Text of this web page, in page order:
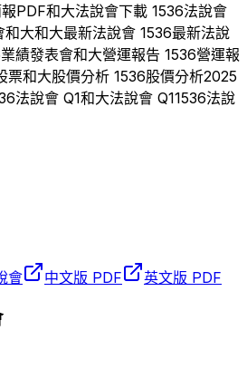
PDF和大法說會下載 1536法說會
和大和大最新法說會 1536最新法說
業績發表會和大營運報告 1536營運報
票和大股價分析 1536股價分析2025
法說會 Q1和大法說會 Q11536法說
會 中文版 PDF 英文版 PDF